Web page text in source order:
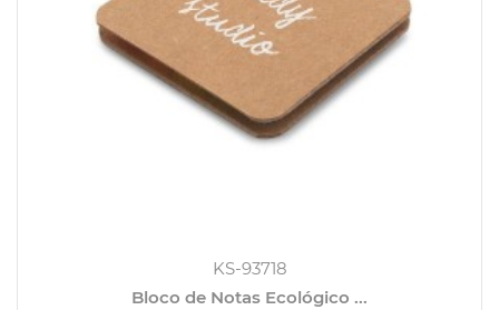
KS-93718
Bloco de Notas Ecológico ...